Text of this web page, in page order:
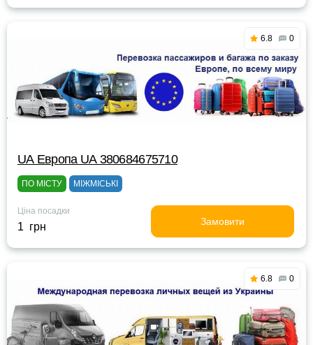
6.8 0
UА Европа UА 380684675710
ПО МІСТУ МІЖМІСЬКІ
Ціна посадки
1 грн Замовити
6.8 0